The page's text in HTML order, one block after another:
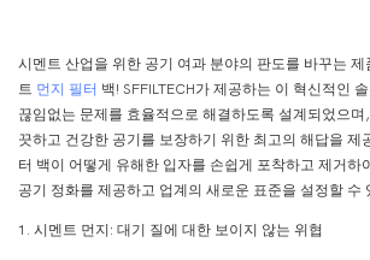
시멘트 산업을 위한 공기 여과 분야의 판도를 바꾸는 제
트 먼지 필터 백! SFFILTECH가 제공하는 이 혁신적인
끊임없는 문제를 효율적으로 해결하도록 설계되었으며
끗하고 건강한 공기를 보장하기 위한 최고의 해답을 제
터 백이 어떻게 유해한 입자를 손쉽게 포착하고 제거하
공기 정화를 제공하고 업계의 새로운 표준을 설정할 수
1. 시멘트 먼지: 대기 질에 대한 보이지 않는 위협